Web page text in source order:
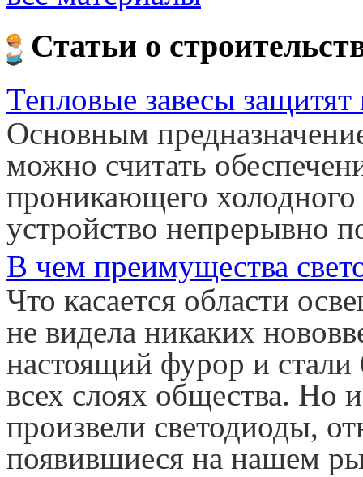
Статьи о
Тепловые завесы защитят
Основным
можно считать
проникающего холодного
устройство непрерывно
В чем преимущества
Что касается области
не видела никаких
настоящий фурор и
всех слоях общества.
произвели светодиоды,
появившиеся на нашем